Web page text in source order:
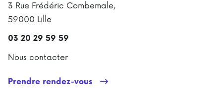
3 Rue Frédéric Combemale,
59000 Lille
03 20 29 59 59
Nous contacter
Prendre rendez-vous